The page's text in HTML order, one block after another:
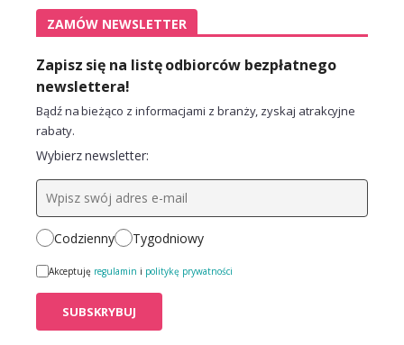
ZAMÓW NEWSLETTER
Zapisz się na listę odbiorców bezpłatnego
newslettera!
Bądź na bieżąco z informacjami z branży, zyskaj atrakcyjne
rabaty.
Wybierz newsletter:
Codzienny Tygodniowy
Akceptuję regulamin i politykę prywatności